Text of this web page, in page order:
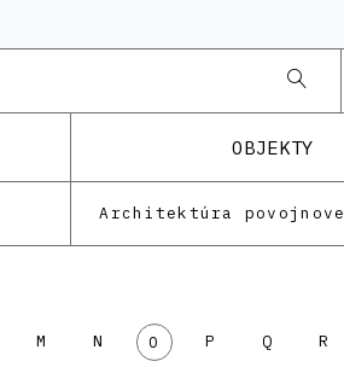
OBJEKTY
Architektúra
M N O P Q R